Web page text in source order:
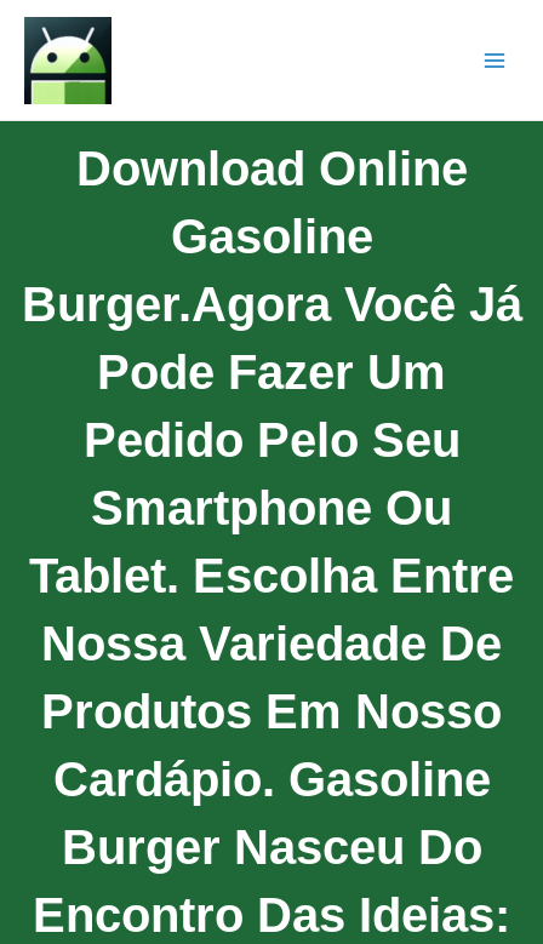
Download Online
Gasoline
Burger.Agora Você Já
Pode Fazer Um
Pedido Pelo Seu
Smartphone Ou
Tablet. Escolha Entre
Nossa Variedade De
Produtos Em Nosso
Cardápio. Gasoline
Burger Nasceu Do
Encontro Das Ideias: